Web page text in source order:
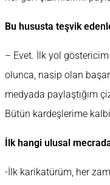
Bu hususta teşvik
– Evet. İlk yol
olunca, nasip olan
medyada paylaştığım
Bütün kardeşlerime
İlk hangi ulusal
-İlk karikatürüm, her